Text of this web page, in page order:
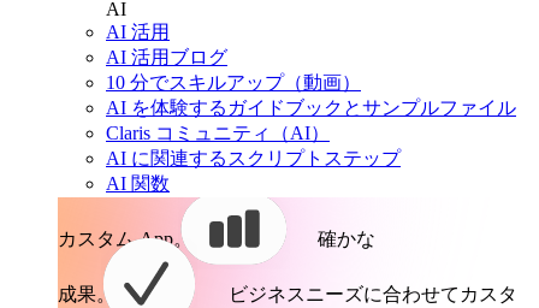
AI
AI 活用
AI 活用ブログ
10 分でスキルアップ（動画）
AI を体験するガイドブックとサンプルファイル
Claris コミュニティ（AI）
AI に関連するスクリプトステップ
AI 関数
カスタム App。 確かな
成果。
ビジネスニーズに合わせてカスタ